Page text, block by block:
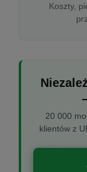
Koszty,
20 000
klientów z